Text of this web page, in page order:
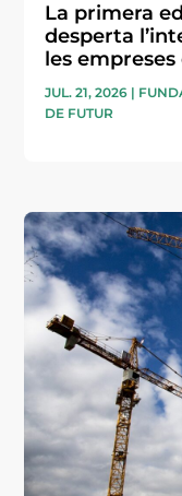
La primera
desperta
les
JUL. 21, 2026 |
DE FUTUR